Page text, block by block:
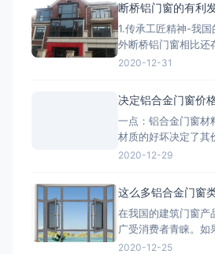
与细化。我们精准核
强度、安装逻辑和材
图、组装图、节点大
断桥铝门窗的有利
1.传承工匠精神-我
外断桥铝门窗相比还
产品质量、技术含量
路”战略，让断桥铝
的平台，而“一带一
国家，占全球
2020-12-31
决定铝合金门窗价
一点：铝合金门窗材
材质的好坏决定了其
两种铝，一种是纯铝
杂质少、耐腐蚀性和
铝合金门窗价格也取
艺的推行，必须有良
2020-12-29
这么多铝合金门窗
在我国的建筑门窗产
广受消费者青睐。如
窗，最好先了解一下
2020-12-25